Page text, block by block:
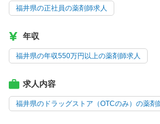
福井県の正社員の薬剤師求人
年収
福井県の年収550万円以上の薬剤師求人
求人内容
福井県のドラッグストア（OTCのみ）の薬剤